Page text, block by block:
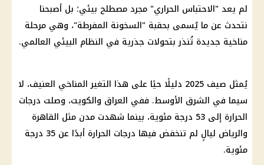
لم يعد "الاحتباس الحراري" مجرد مصطلح بيئي؛ بل أصبحنا
نتحدث عن ما يُسمى بحقبة "السخونة المفرطة"، وهي مرحلة
مناخية جديدة تُنذر بتحولات جذرية في النظام البيئي العالمي.
يُمثل صيف 2025 دليلًا حيًا على هذا التغير المناخي العنيف، لا
سيما في الشرق الأوسط. ففي العراق والكويت، وصلت درجات
الحرارة إلى 53 درجة مئوية، بينما شهدت مدن مثل القاهرة
والرياض ليالٍ لم تنخفض فيها درجات الحرارة أبدًا عن 35 درجة
مئوية.